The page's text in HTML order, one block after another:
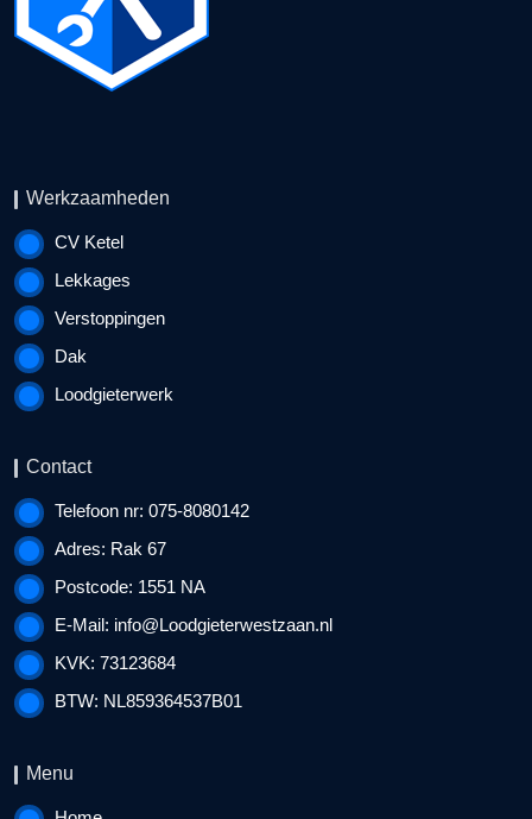
Werkzaamheden
CV Ketel
Lekkages
Verstoppingen
Dak
Loodgieterwerk
Contact
Telefoon nr: 075-8080142
Adres: Rak 67
Postcode: 1551 NA
E-Mail: info@Loodgieterwestzaan.nl
KVK: 73123684
BTW: NL859364537B01
Menu